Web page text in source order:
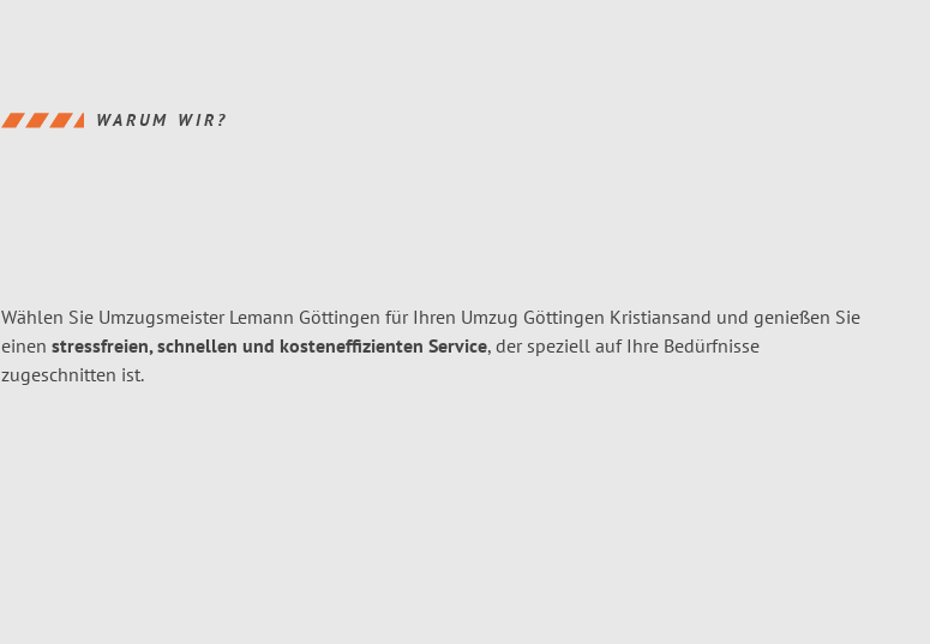
WARUM WIR?
Wählen Sie Umzugsmeister Lemann Göttingen für Ihren Umzug Göttingen Kristiansand und genießen Sie
einen stressfreien, schnellen und kosteneffizienten Service, der speziell auf Ihre Bedürfnisse
zugeschnitten ist.